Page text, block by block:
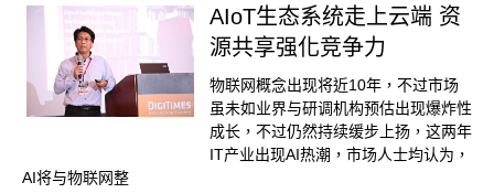
AIoT生态系统走上云端 资
源共享强化竞争力
物联网概念出现将近10年，不过市场
虽未如业界与研调机构预估出现爆炸性
成长，不过仍然持续缓步上扬，这两年
IT产业出现AI热潮，市场人士均认为，
AI将与物联网整